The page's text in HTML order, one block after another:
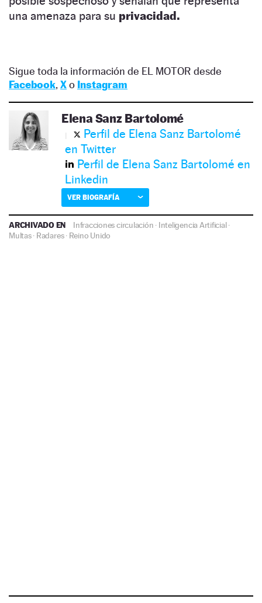
una amenaza para su privacidad.
Sigue toda la información de EL MOTOR desde
Facebook, Xo Instagram
Elena Sanz Bartolomé
Perfil de Elena Sanz Bartolomé
en Twitter
Perfil de Elena Sanz Bartolomé en
Linkedin
VER BIOGRAFÍA
ARCHIVADO EN Infracciones circulación · Inteligencia Artificial·
Multas· Radares· Reino Unido